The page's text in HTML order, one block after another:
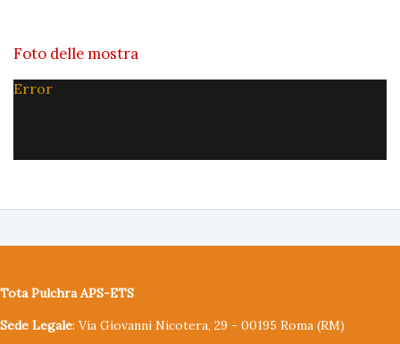
Foto delle mostra
Error
Tota Pulchra APS-ETS
Sede Legale: Via Giovanni Nicotera, 29 - 00195 Roma (RM)